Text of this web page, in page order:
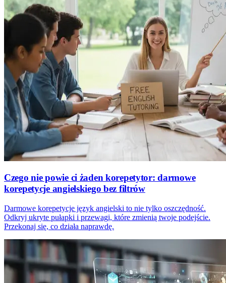
Czego nie powie ci żaden korepetytor: darmowe
korepetycje angielskiego bez filtrów
Darmowe korepetycje język angielski to nie tylko oszczędność.
Odkryj ukryte pułapki i przewagi, które zmienią twoje podejście.
Przekonaj się, co działa naprawdę.